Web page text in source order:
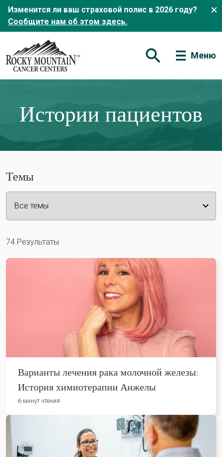
Изменится ли ваш страховой полис в 2026 году?
Сообщите нам об этом здесь.
Открытая форма
Меню
Истории пациентов
Темы
74 Результаты
Варианты лечения рака молочной железы:
История химиотерапии Анжелы
6 минут чтения